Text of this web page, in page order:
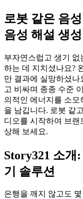
로봇 같은 음
음성 해설 생
부자연스럽고 생기 없
하는 데 지치셨나요?
만 결과에 실망하셨나
고 비싸며 종종 수준
의적인 에너지를 소모
을 남깁니다. 로봇 같
디오를 시작하여 브
상해 보세요.
Story321 소개
기 솔루션
은행을 깨지 않고도